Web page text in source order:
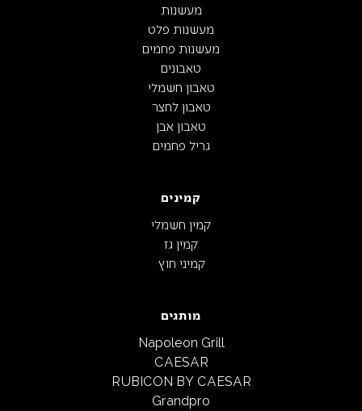
מעשנות
מעשנות פלט
מעשנות פחמים
טאבונים
טאבון חשמלי
טאבון לחצר
טאבון אבן
גריל פחמים
קמינים
קמין חשמלי
קמין גז
קמיני חוץ
מותגים
Napoleon Grill
CAESAR
RUBICON BY CAESAR
Grandpro